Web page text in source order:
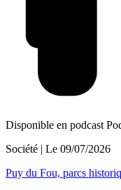
Disponible en podcast
Société | Le 09/07/2026
Puy du Fou, parcs